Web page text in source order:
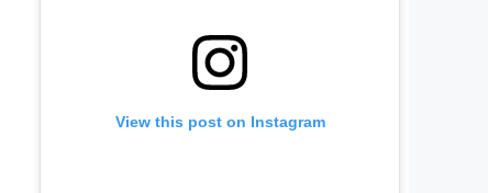
View this post on Instagram